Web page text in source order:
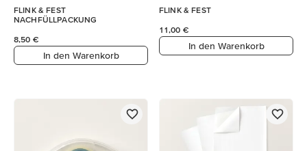
FLINK & FEST
NACHFÜLLPACKUNG
8,50 €
In den Warenkorb
FLINK & FEST
11,00 €
In den Warenkorb